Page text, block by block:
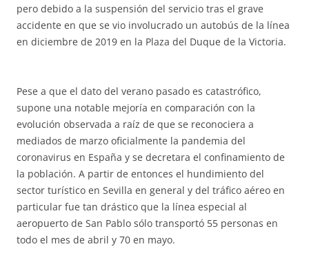
pero debido a la suspensión del servicio tras el grave
accidente en que se vio involucrado un autobús de la línea
en diciembre de 2019 en la Plaza del Duque de la Victoria.
Pese a que el dato del verano pasado es catastrófico,
supone una notable mejoría en comparación con la
evolución observada a raíz de que se reconociera a
mediados de marzo oficialmente la pandemia del
coronavirus en España y se decretara el confinamiento de
la población. A partir de entonces el hundimiento del
sector turístico en Sevilla en general y del tráfico aéreo en
particular fue tan drástico que la línea especial al
aeropuerto de San Pablo sólo transportó 55 personas en
todo el mes de abril y 70 en mayo.